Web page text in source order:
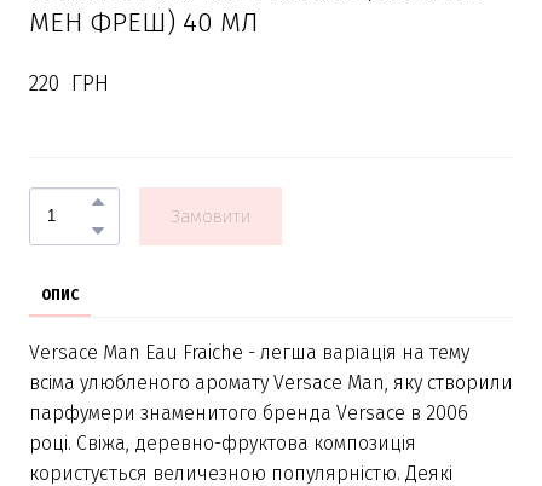
МЕН ФРЕШ) 40 МЛ
220  ГРН
Замовити
ОПИС
Versace Man Eau Fraiche - легша варіація на тему
всіма улюбленого аромату Versace Man, яку створили
парфумери знаменитого бренда Versace в 2006
році. Свіжа, деревно-фруктова композиція
користується величезною популярністю. Деякі